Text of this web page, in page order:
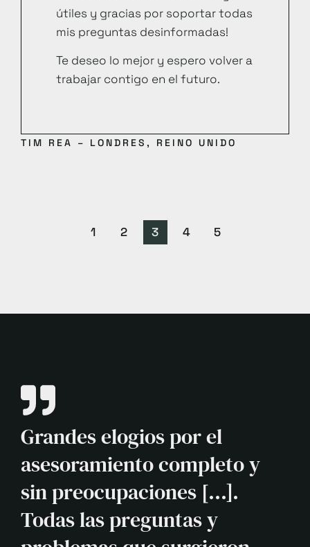
útiles y gracias por soportar todas
mis preguntas desinformadas!
Te deseo lo mejor y espero volver a
trabajar contigo en el futuro.
TIM REA – LONDRES, REINO UNIDO
1 2 3 4 5
Grandes elogios por el
asesoramiento completo y
sin preocupaciones [...].
Todas las preguntas y